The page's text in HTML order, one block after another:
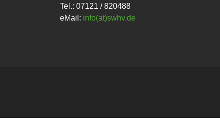
Tel.: 07121 / 820488
eMail: info(at)swhv.de